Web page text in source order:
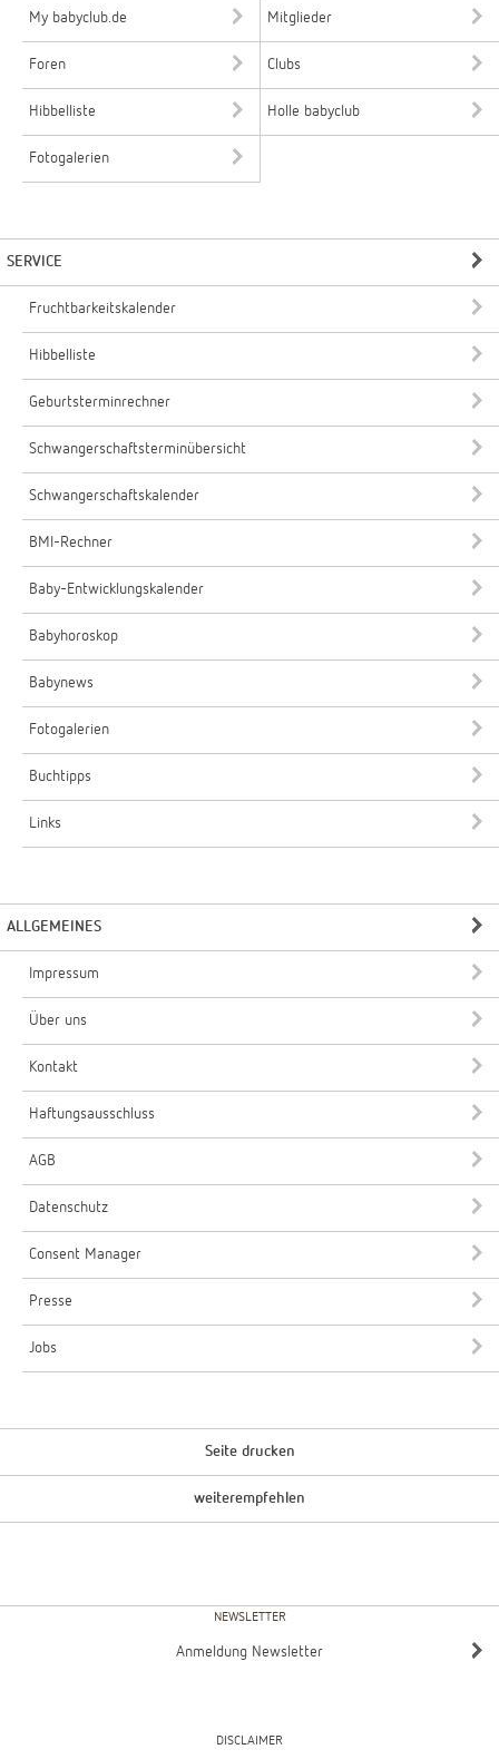
My babyclub.de Mitglieder
Foren Clubs
Hibbelliste Holle babyclub
Fotogalerien
SERVICE
Fruchtbarkeitskalender
Hibbelliste
Geburtsterminrechner
Schwangerschaftsterminübersicht
Schwangerschaftskalender
BMI-Rechner
Baby-Entwicklungskalender
Babyhoroskop
Babynews
Fotogalerien
Buchtipps
Links
ALLGEMEINES
Impressum
Über uns
Kontakt
Haftungsausschluss
AGB
Datenschutz
Consent Manager
Presse
Jobs
Seite drucken
weiterempfehlen
NEWSLETTER
Anmeldung Newsletter
DISCLAIMER